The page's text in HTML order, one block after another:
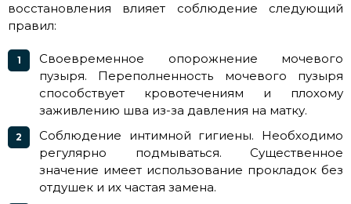
восстановления влияет соблюдение следующий
правил:
Своевременное опорожнение мочевого
пузыря. Переполненность мочевого пузыря
способствует кровотечениям и плохому
заживлению шва из-за давления на матку.
Соблюдение интимной гигиены. Необходимо
регулярно подмываться. Существенное
значение имеет использование прокладок без
отдушек и их частая замена.